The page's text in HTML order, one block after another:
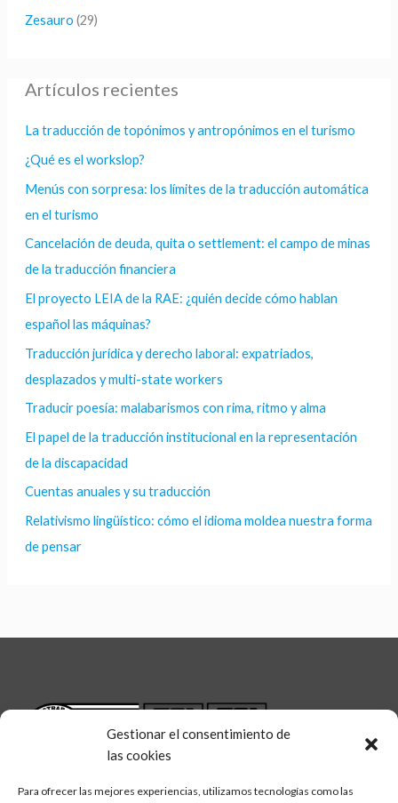
Gestionar el consentimiento de
las cookies
Para ofrecer las mejores experiencias, utilizamos tecnologías como las
Zesauro (29)
Artículos recientes
La traducción de topónimos y antropónimos en el turismo
¿Qué es el workslop?
Menús con sorpresa: los límites de la traducción automática
en el turismo
Cancelación de deuda, quita o settlement: el campo de minas
de la traducción financiera
El proyecto LEIA de la RAE: ¿quién decide cómo hablan
español las máquinas?
Traducción jurídica y derecho laboral: expatriados,
desplazados y multi-state workers
Traducir poesía: malabarismos con rima, ritmo y alma
El papel de la traducción institucional en la representación
de la discapacidad
Cuentas anuales y su traducción
Relativismo lingüístico: cómo el idioma moldea nuestra forma
de pensar